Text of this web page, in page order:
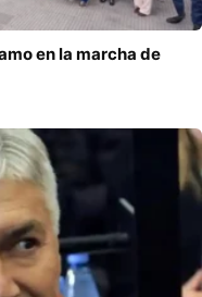
en la marcha de